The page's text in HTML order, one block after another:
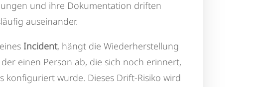
und ihre Dokumentation driften
auseinander.
Incident, hängt die Wiederherstellung
einen Person ab, die sich noch erinnert,
konfiguriert wurde. Dieses Drift-Risiko wird